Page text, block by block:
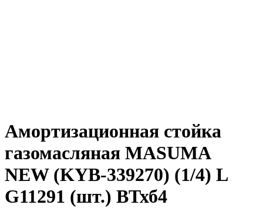
Амортизационная стойка
газомасляная MASUMA
NEW (KYB-339270) (1/4) L
G11291 (шт.) ВТхб4